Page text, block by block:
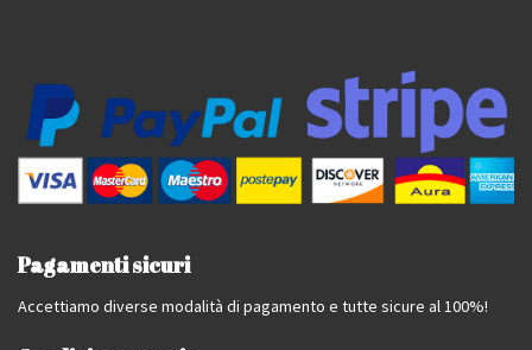
Pagamenti sicuri
Accettiamo diverse modalità di pagamento e tutte sicure al 100%!